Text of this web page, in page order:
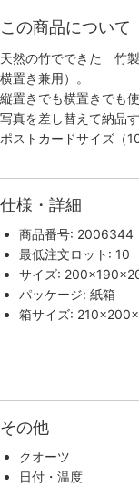
この商品について
天然の竹でできた 竹
横置き兼用）。
縦置きでも横置きでも使
写真を差し替えて納品
ポストカードサイズ（
仕様・詳細
商品番号: 2006344
最低注文ロット: 10
サイズ:
パッケージ: 紙箱
箱サイズ:
その他
クオーツ
日付・温度